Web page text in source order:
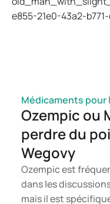
saurez ainsi à quel
consulter un
Médicaments pour
Ozempic ou
perdre du
Wegovy
Ozempic est
dans les
mais il est